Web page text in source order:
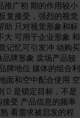
推广初 期的作用较小
复接受，强烈的视觉
助 只对视觉形象和标
大 可用于企业形象 和
记忆可引发冲 动购买
牌形象 卖场产品较
牌地位 媒体的组合利
面和空中配合使用 空
 是锁定目标，不是
受 产品信息的频率
看需求被启发的程